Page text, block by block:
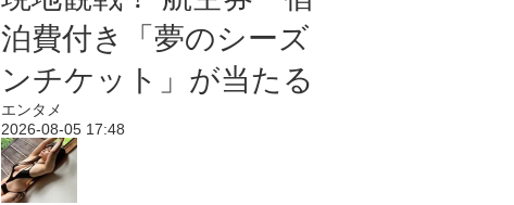
泊費付き「夢のシーズ
ンチケット」が当たる
エンタメ
2026-08-05 17:48